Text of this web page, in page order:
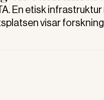
En etisk
visar